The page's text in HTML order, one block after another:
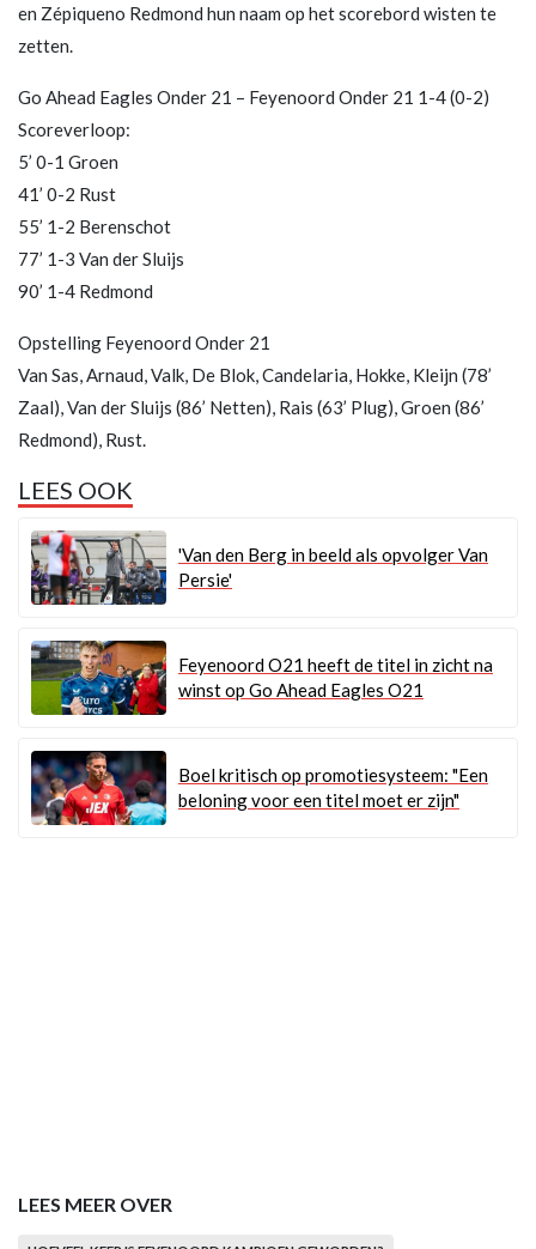
en Zépiqueno Redmond hun naam op het scorebord wisten te
zetten.
Go Ahead Eagles Onder 21 – Feyenoord Onder 21 1-4 (0-2)
Scoreverloop:
5’ 0-1 Groen
41’ 0-2 Rust
55’ 1-2 Berenschot
77’ 1-3 Van der Sluijs
90’ 1-4 Redmond
Opstelling Feyenoord Onder 21
Van Sas, Arnaud, Valk, De Blok, Candelaria, Hokke, Kleijn (78’
Zaal), Van der Sluijs (86’ Netten), Rais (63’ Plug), Groen (86’
Redmond), Rust.
LEES OOK
'Van den Berg in beeld als opvolger Van
Persie'
Feyenoord O21 heeft de titel in zicht na
winst op Go Ahead Eagles O21
Boel kritisch op promotiesysteem: "Een
beloning voor een titel moet er zijn"
LEES MEER OVER